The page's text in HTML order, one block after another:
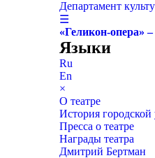
Департамент
☰
«Геликон-опера»
Языки
Ru
En
×
О театре
История
Пресса о театре
Награды театра
Дмитрий Бертман